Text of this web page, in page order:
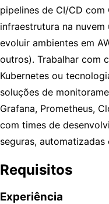
pipelines de CI/CD
infraestrutura na
evoluir ambientes em
outros). Trabalhar com
Kubernetes ou
soluções de
Grafana, Prometheus,
com times de
seguras, automatizadas
Requisitos
Experiência